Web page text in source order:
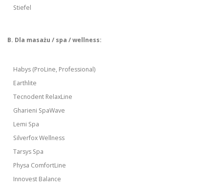
Stiefel
B. Dla masażu / spa / wellness:
Habys (ProLine, Professional)
Earthlite
Tecnodent RelaxLine
Gharieni SpaWave
Lemi Spa
Silverfox Wellness
Tarsys Spa
Physa ComfortLine
Innovest Balance